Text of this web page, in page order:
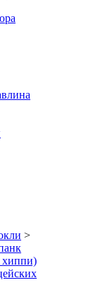
>
хиппи)